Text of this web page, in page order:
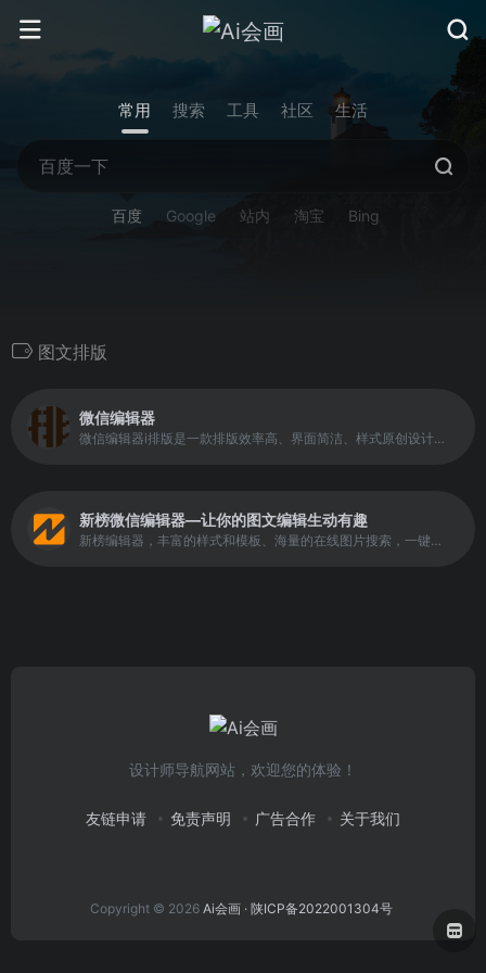
常用 搜索 工具 社区 生活
百度 Google 站内 淘宝 Bing
图文排版
微信编辑器
微信编辑器i排版是一款排版效率高、界面简洁、样式原创设计的微信排版工具，支持全文编辑，实时预览、一键样式、一键添加签名的微信图文编辑器。短短三分钟，排好一篇微信图文。
新榜微信编辑器—让你的图文编辑生动有趣
新榜编辑器，丰富的样式和模板、海量的在线图片搜索，一键同步多平台，还有大量爆文供你参考。
设计师导航网站，欢迎您的体验！
友链申请 免责声明 广告合作 关于我们
Copyright © 2026 Ai会画 · 陕ICP备2022001304号